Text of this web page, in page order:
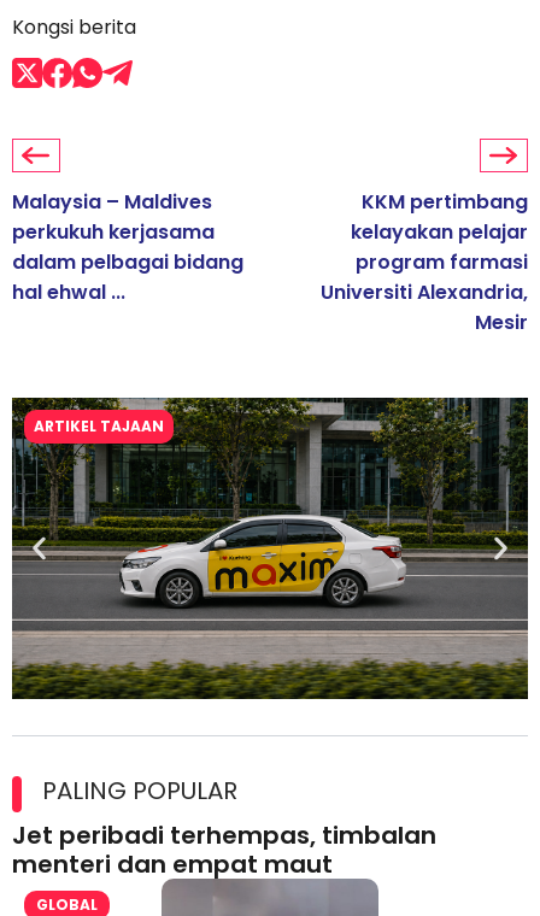
Kongsi berita
Malaysia – Maldives
perkukuh kerjasama
dalam pelbagai bidang
hal ehwal ...
KKM pertimbang
kelayakan pelajar
program farmasi
Universiti Alexandria,
Mesir
ARTIKEL TAJAAN
lesen separuh pertama 2026
PALING POPULAR
Jet peribadi terhempas, timbalan
menteri dan empat maut
GLOBAL